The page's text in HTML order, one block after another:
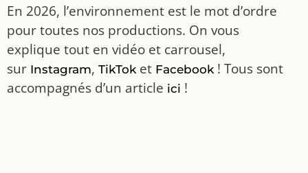
En 2026, l’environnement est le mot d’ordre
pour toutes nos productions. On vous
explique tout en vidéo et carrousel,
sur Instagram, TikToket Facebook! Tous sont
accompagnés d’un article ici !